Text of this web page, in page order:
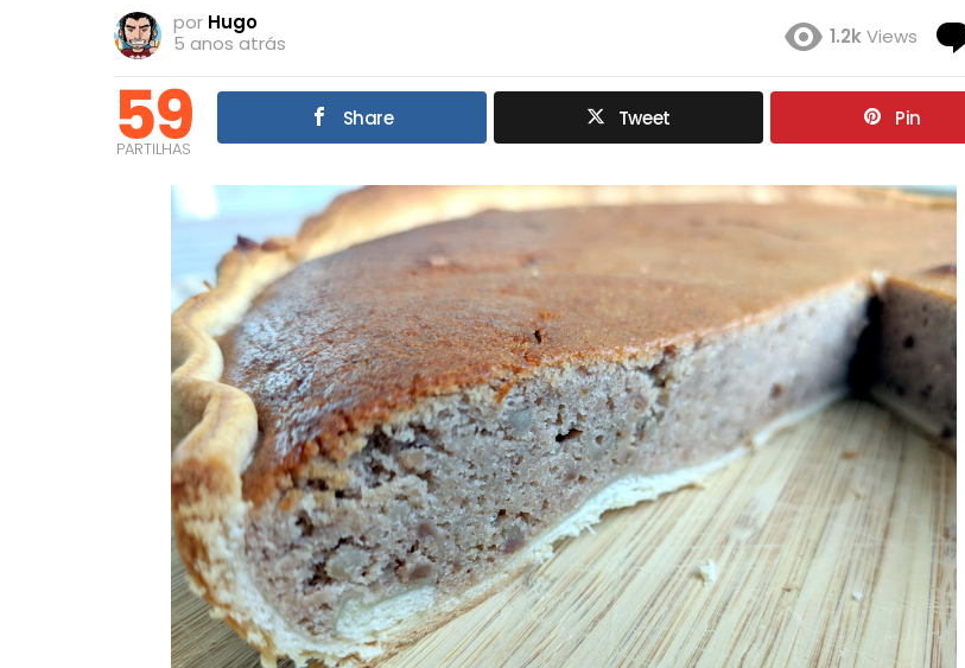
por Hugo
5 anos atrás
1.2kViews
59
PARTILHAS
Share Tweet Pin